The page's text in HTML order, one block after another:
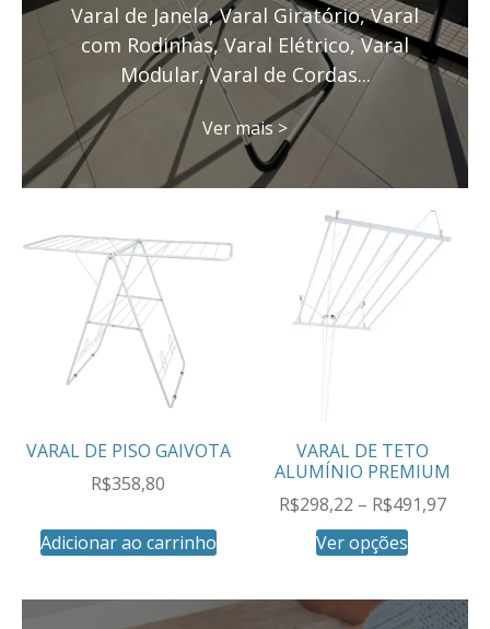
VARAL DE PISO GAIVOTA
R$358,80
Adicionar ao carrinho
VARAL DE TETO
ALUMÍNIO PREMIUM
R$298,22 – R$491,97
Ver opções
Varal de Janela, Varal Giratório, Varal
com Rodinhas, Varal Elétrico, Varal
Modular, Varal de Cordas...
Ver mais >